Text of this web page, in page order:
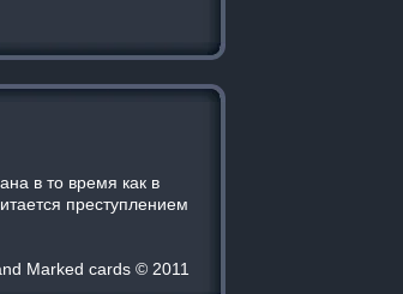
в то время как в
преступлением
Marked cards © 2011